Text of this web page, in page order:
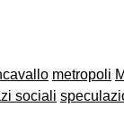
metropoli
sociali